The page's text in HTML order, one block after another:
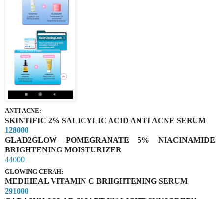
ANTI ACNE:
SKINTIFIC 2% SALICYLIC ACID ANTI ACNE SERUM
128000
GLAD2GLOW POMEGRANATE 5% NIACINAMIDE
BRIGHTENING MOISTURIZER
44000
GLOWING CERAH:
MEDIHEAL VITAMIN C BRIIGHTENING SERUM
291000